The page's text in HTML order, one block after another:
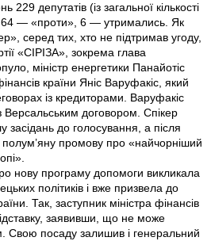
229 депутатів (із загальної кількості
64 — «проти», 6 — утримались. Як
серед тих, хто не підтримав угоду,
«СІРІЗА», зокрема глава
міністр енергетики Панайотіс
країни Яніс Варуфакіс, який
із кредиторами. Варуфакіс
Версальським договором. Спікер
до голосування, а після
полум’яну промову про «найчорніший
нову програму допомоги викликала
політиків і вже призвела до
Так, заступник міністра фінансів
заявивши, що не може
Свою посаду залишив і генеральний